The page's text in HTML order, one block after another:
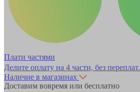
Плати частями
Делите оплату на 4 части, без переплат.
Наличие в магазинах
Доставим вовремя или бесплатно